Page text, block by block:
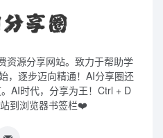
资源分享网站。致力于帮助学
，逐步迈向精通！AI分享圈还
AI时代，分享为王！Ctrl + D
到浏览器书签栏❤️